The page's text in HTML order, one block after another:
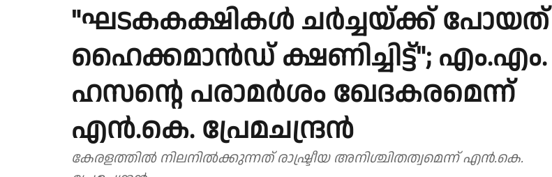
"ഘടകകക്ഷികൾ ചർച്ചയ്ക്ക് പോയത്
ഹൈക്കമാൻഡ് ക്ഷണിച്ചിട്ട്"; എം.എം.
ഹസൻ്റെ പരാമർശം ഖേദകരമെന്ന്
എൻ.കെ. പ്രേമചന്ദ്രൻ
കേരളത്തിൽ നിലനിൽക്കുന്നത് രാഷ്ട്രീയ അനിശ്ചിതത്വമെന്ന് എൻ.കെ.